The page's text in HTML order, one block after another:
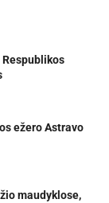
ežero Astravo
maudyklose,